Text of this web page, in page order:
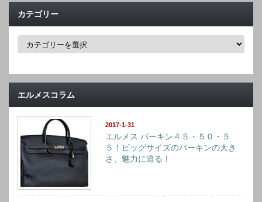
カテゴリー
カ
ー
エルメスコラム
2017-1-31
エルメス バーキン４５・５０・５
５！ビッグサイズのバーキンの大き
さ、魅力に迫る！